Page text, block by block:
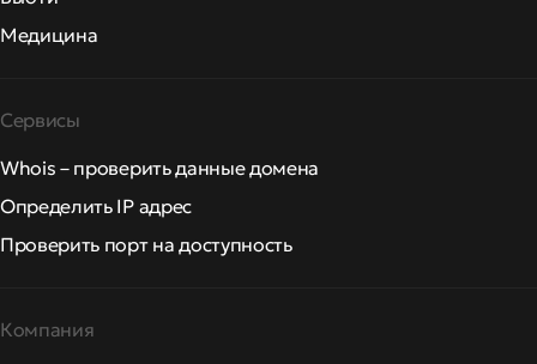
Медицина
Сервисы
Whois – проверить данные домена
Определить IP адрес
Проверить порт на доступность
Компания